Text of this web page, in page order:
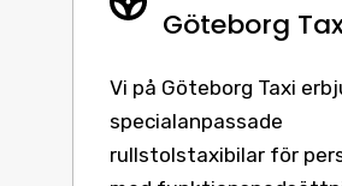
Göteborg
Vi på Göteborg Taxi
specialanpassade
rullstolstaxibilar för